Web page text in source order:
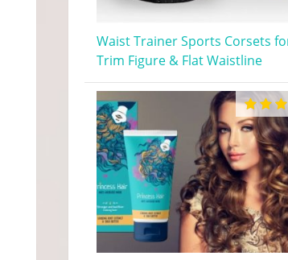
Waist Trainer Sports Corsets
Trim Figure & Flat Waistline